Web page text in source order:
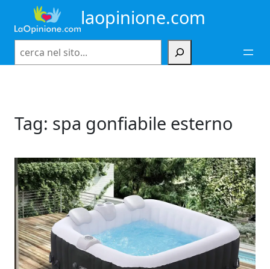
contenuto
laopinione.com
Tag: spa gonfiabile esterno